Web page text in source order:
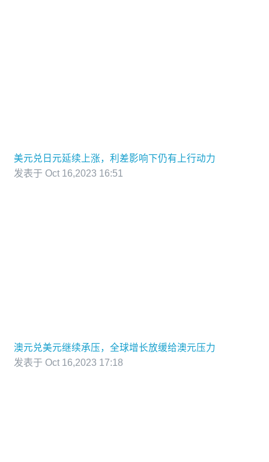
美元兑日元延续上涨，利差影响下仍有上行动力
发表于 Oct 16,2023 16:51
澳元兑美元继续承压，全球增长放缓给澳元压力
发表于 Oct 16,2023 17:18